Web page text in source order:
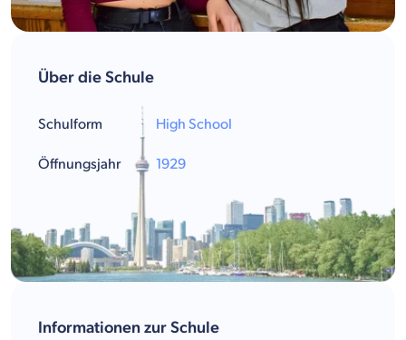
Informationen zur Schule
Über die Schule
Schulform
Öffnungsjahr
High School
1929